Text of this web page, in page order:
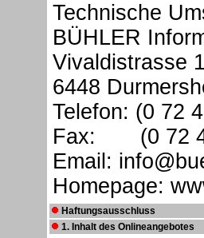
Technische
BÜHLER
Vivaldistrasse
6448
Telefon: (0 72
Fax: (0 72
Email:
Homepage:
Haftungsausschluss
1. Inhalt des Onlineangebotes